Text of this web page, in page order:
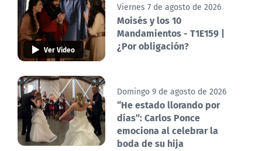
Ver Video
Viernes 7 de agosto de 2026
Moisés y los 10
Mandamientos - T1E159 |
¿Por obligación?
Domingo 9 de agosto de 2026
“He estado llorando por
días”: Carlos Ponce
emociona al celebrar la
boda de su hija